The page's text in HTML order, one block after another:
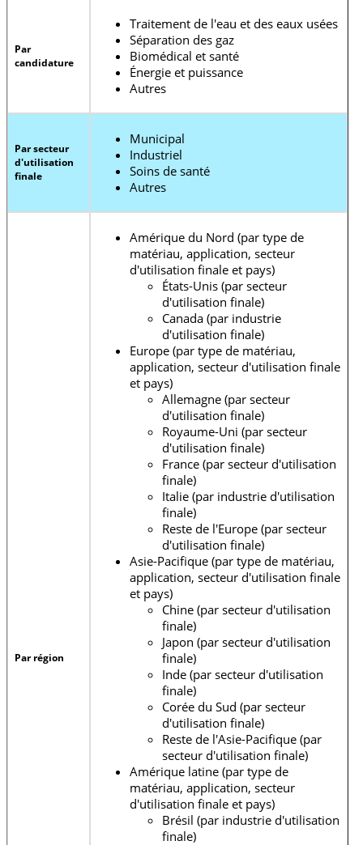
Par
candidature
Traitement de l'eau et des eaux usées
Séparation des gaz
Biomédical et santé
Énergie et puissance
Autres
Par secteur
d'utilisation
finale
Municipal
Industriel
Soins de santé
Autres
Par région
Amérique du Nord (par type de
matériau, application, secteur
d'utilisation finale et pays)
États-Unis (par secteur
d'utilisation finale)
Canada (par industrie
d'utilisation finale)
Europe (par type de matériau,
application, secteur d'utilisation finale
et pays)
Allemagne (par secteur
d'utilisation finale)
Royaume-Uni (par secteur
d'utilisation finale)
France (par secteur d'utilisation
finale)
Italie (par industrie d'utilisation
finale)
Reste de l'Europe (par secteur
d'utilisation finale)
Asie-Pacifique (par type de matériau,
application, secteur d'utilisation finale
et pays)
Chine (par secteur d'utilisation
finale)
Japon (par secteur d'utilisation
finale)
Inde (par secteur d'utilisation
finale)
Corée du Sud (par secteur
d'utilisation finale)
Reste de l'Asie-Pacifique (par
secteur d'utilisation finale)
Amérique latine (par type de
matériau, application, secteur
d'utilisation finale et pays)
Brésil (par industrie d'utilisation
finale)